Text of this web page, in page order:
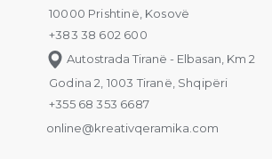
10000 Prishtinë, Kosovë
+383 38 602 600
Autostrada Tiranë - Elbasan, Km 2
Godina 2, 1003 Tiranë, Shqipëri
+355 68 353 6687
online@kreativqeramika.com